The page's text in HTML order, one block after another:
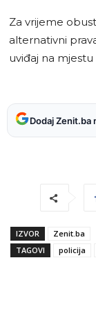
Za vrijeme
alternativni
uviđaj na mjestu
Dodaj Zenit.ba
IZVOR
Zenit.ba
TAGOVI
policija